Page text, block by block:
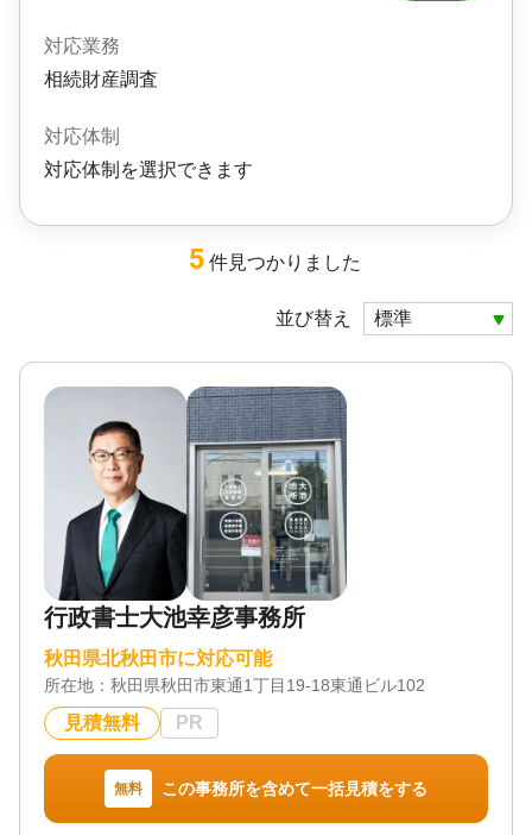
対応業務
相続財産調査
対応体制
対応体制を選択できます
5 件見つかりました
並び替え
行政書士大池幸彦事務所
秋田県北秋田市に対応可能
所在地： 秋田県秋田市東通1丁目19-18東通ビル102
見積無料 PR
無料 この事務所を含めて一括見積をする